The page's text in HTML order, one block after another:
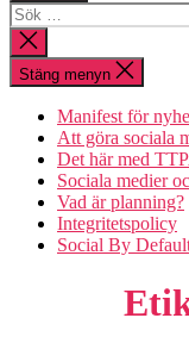
Sök
efter:
Stäng
sökningen
Stäng menyn
Manifest för
Att göra sociala
Det här med
Sociala medier
Vad är planning?
Integritetspolicy
Social By